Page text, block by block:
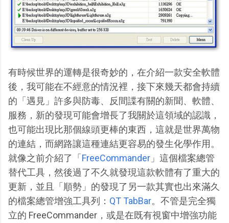
有時候世界的運轉是很奇妙的，在介紹一款安全軟體
後，我可能在不經意的情況裡，接下來幾天都會持續
的「遇見」許多與防毒、反間諜有關的新聞、軟體、
服務，新的發現可能會增長了我關於這領域的認識，
也可能出現比那個線頭更棒的東西，這就是世界萬物
的連結，而網路讓這種連結更容易的發生化學作用。
就像之前介紹了「FreeCommander 」這個檔案總管
替代工具，然後過了不久就發現這款軟體有了重大的
更新，並且「順勢」的發現了另一款其實也出來滿久
的檔案總管增強工具列： QT TabBar。不管是完全獨
立的 FreeCommander，或是在既有視窗中增強功能